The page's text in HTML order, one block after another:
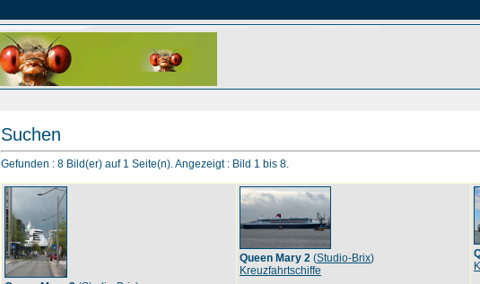
Suchen
Gefunden : 8 Bild(er) auf 1 Seite(n). Angezeigt : Bild 1 bis 8.
Queen Mary 2 (Studio-Brix)
Kreuzfahrtschiffe